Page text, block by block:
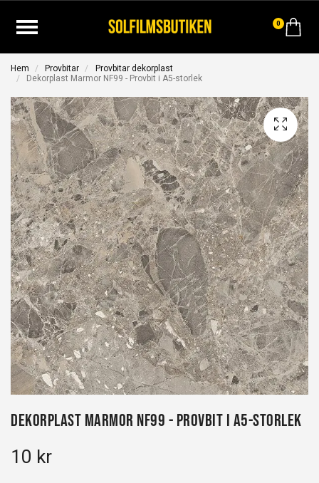
0
Hem Provbitar
Provbitar dekorplast
Dekorplast Marmor NF99 - Provbit i A5-storlek
Dekorplast Marmor NF99 - Provbit i A5-storlek
10 kr